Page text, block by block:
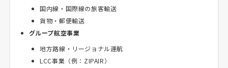
国内線・国際線の旅客輸送
貨物・郵便輸送
グループ航空事業
地方路線・リージョナル運航
LCC事業（例：ZIPAIR）